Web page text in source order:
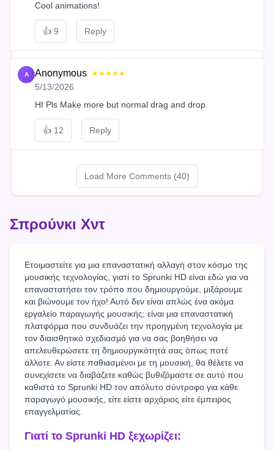
Cool animations!
👍 9 Reply
A Anonymous ★★★★★
5/13/2026
HI Pls Make more but normal drag and drop.
👍 12 Reply
Load More Comments (40)
Σπρούνκι Χντ
Ετοιμαστείτε για μια επαναστατική αλλαγή στον κόσμο της
μουσικής τεχνολογίας, γιατί το Sprunki HD είναι εδώ για να
επαναστατήσει τον τρόπο που δημιουργούμε, μιξάρουμε
και βιώνουμε τον ήχο! Αυτό δεν είναι απλώς ένα ακόμα
εργαλείο παραγωγής μουσικής; είναι μια επαναστατική
πλατφόρμα που συνδυάζει την προηγμένη τεχνολογία με
τον διαισθητικό σχεδιασμό για να σας βοηθήσει να
απελευθερώσετε τη δημιουργικότητά σας όπως ποτέ
άλλοτε. Αν είστε παθιασμένοι με τη μουσική, θα θέλετε να
συνεχίσετε να διαβάζετε καθώς βυθιζόμαστε σε αυτό που
καθιστά το Sprunki HD τον απόλυτο σύντροφο για κάθε
παραγωγό μουσικής, είτε είστε αρχάριος είτε έμπειρος
επαγγελματίας.
Γιατί το Sprunki HD ξεχωρίζει: